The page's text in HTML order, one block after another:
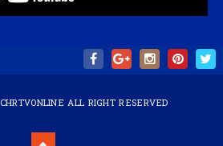
CHRTVONLINE ALL RIGHT RESERVED